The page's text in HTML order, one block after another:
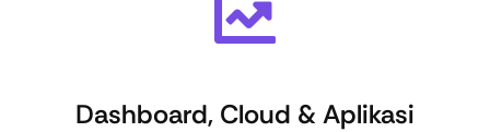
Dashboard, Cloud & Aplikasi